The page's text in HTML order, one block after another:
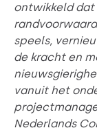
ontwikkeld
speels,
de kracht en
vanuit het
Nederlands